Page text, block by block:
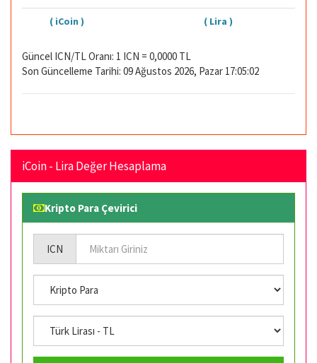
( iCoin ) ( Lira )
Güncel ICN/TL Oranı: 1 ICN = 0,0000 TL
Son Güncelleme Tarihi: 09 Ağustos 2026, Pazar 17:05:02
iCoin - Lira Değer Hesaplama
Kripto Para Çevirici
ICN